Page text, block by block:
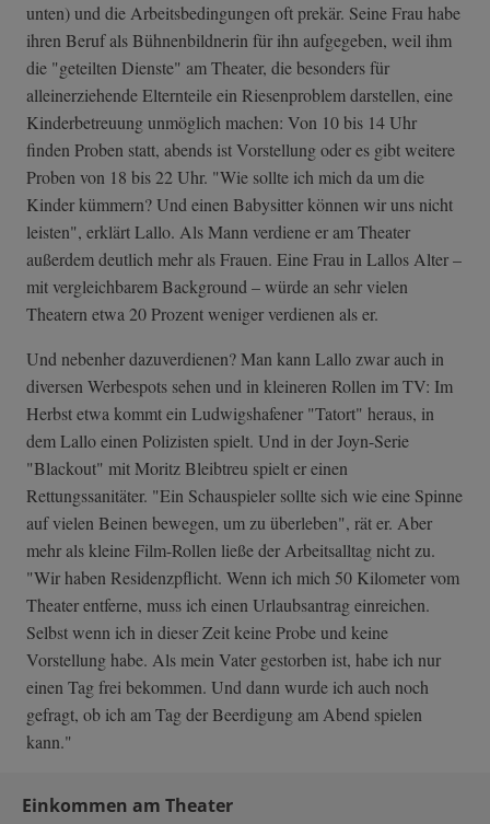
unten) und die Arbeitsbedingungen oft prekär. Seine Frau habe
ihren Beruf als Bühnenbildnerin für ihn aufgegeben, weil ihm
die "geteilten Dienste" am Theater, die besonders für
alleinerziehende Elternteile ein Riesenproblem darstellen, eine
Kinderbetreuung unmöglich machen: Von 10 bis 14 Uhr
finden Proben statt, abends ist Vorstellung oder es gibt weitere
Proben von 18 bis 22 Uhr. "Wie sollte ich mich da um die
Kinder kümmern? Und einen Babysitter können wir uns nicht
leisten", erklärt Lallo. Als Mann verdiene er am Theater
außerdem deutlich mehr als Frauen. Eine Frau in Lallos Alter –
mit vergleichbarem Background – würde an sehr vielen
Theatern etwa 20 Prozent weniger verdienen als er.
Und nebenher dazuverdienen? Man kann Lallo zwar auch in
diversen Werbespots sehen und in kleineren Rollen im TV: Im
Herbst etwa kommt ein Ludwigshafener "Tatort" heraus, in
dem Lallo einen Polizisten spielt. Und in der Joyn-Serie
"Blackout" mit Moritz Bleibtreu spielt er einen
Rettungssanitäter. "Ein Schauspieler sollte sich wie eine Spinne
auf vielen Beinen bewegen, um zu überleben", rät er. Aber
mehr als kleine Film-Rollen ließe der Arbeitsalltag nicht zu.
"Wir haben Residenzpflicht. Wenn ich mich 50 Kilometer vom
Theater entferne, muss ich einen Urlaubsantrag einreichen.
Selbst wenn ich in dieser Zeit keine Probe und keine
Vorstellung habe. Als mein Vater gestorben ist, habe ich nur
einen Tag frei bekommen. Und dann wurde ich auch noch
gefragt, ob ich am Tag der Beerdigung am Abend spielen
kann."
Einkommen am Theater